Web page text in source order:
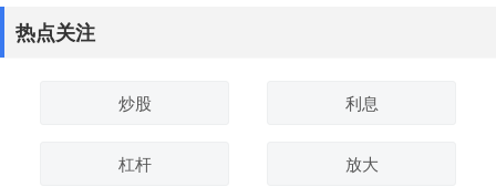
热点关注
炒股 利息
杠杆 放大